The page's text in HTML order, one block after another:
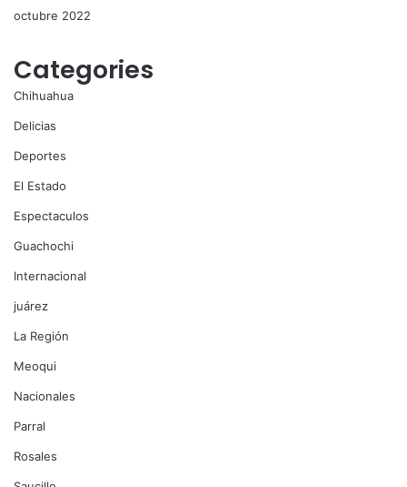
octubre 2022
Categories
Chihuahua
Delicias
Deportes
El Estado
Espectaculos
Guachochi
Internacional
juárez
La Región
Meoqui
Nacionales
Parral
Rosales